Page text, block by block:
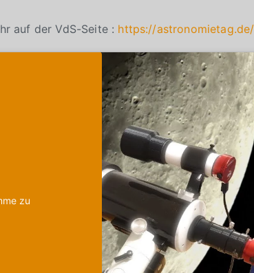
auf der VdS-Seite : https://astronomietag.de/
zu